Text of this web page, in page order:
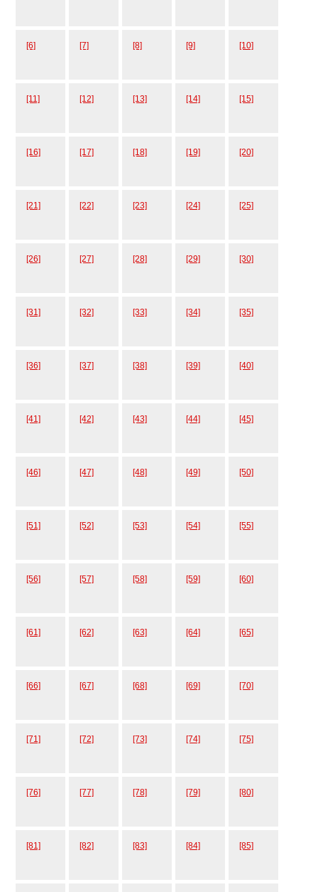
[6] [7] [8] [9] [10]
[11] [12] [13] [14] [15]
[16] [17] [18] [19] [20]
[21] [22] [23] [24] [25]
[26] [27] [28] [29] [30]
[31] [32] [33] [34] [35]
[36] [37] [38] [39] [40]
[41] [42] [43] [44] [45]
[46] [47] [48] [49] [50]
[51] [52] [53] [54] [55]
[56] [57] [58] [59] [60]
[61] [62] [63] [64] [65]
[66] [67] [68] [69] [70]
[71] [72] [73] [74] [75]
[76] [77] [78] [79] [80]
[81] [82] [83] [84] [85]